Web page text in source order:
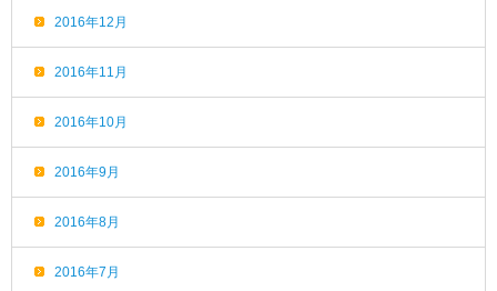
2016年12月
2016年11月
2016年10月
2016年9月
2016年8月
2016年7月